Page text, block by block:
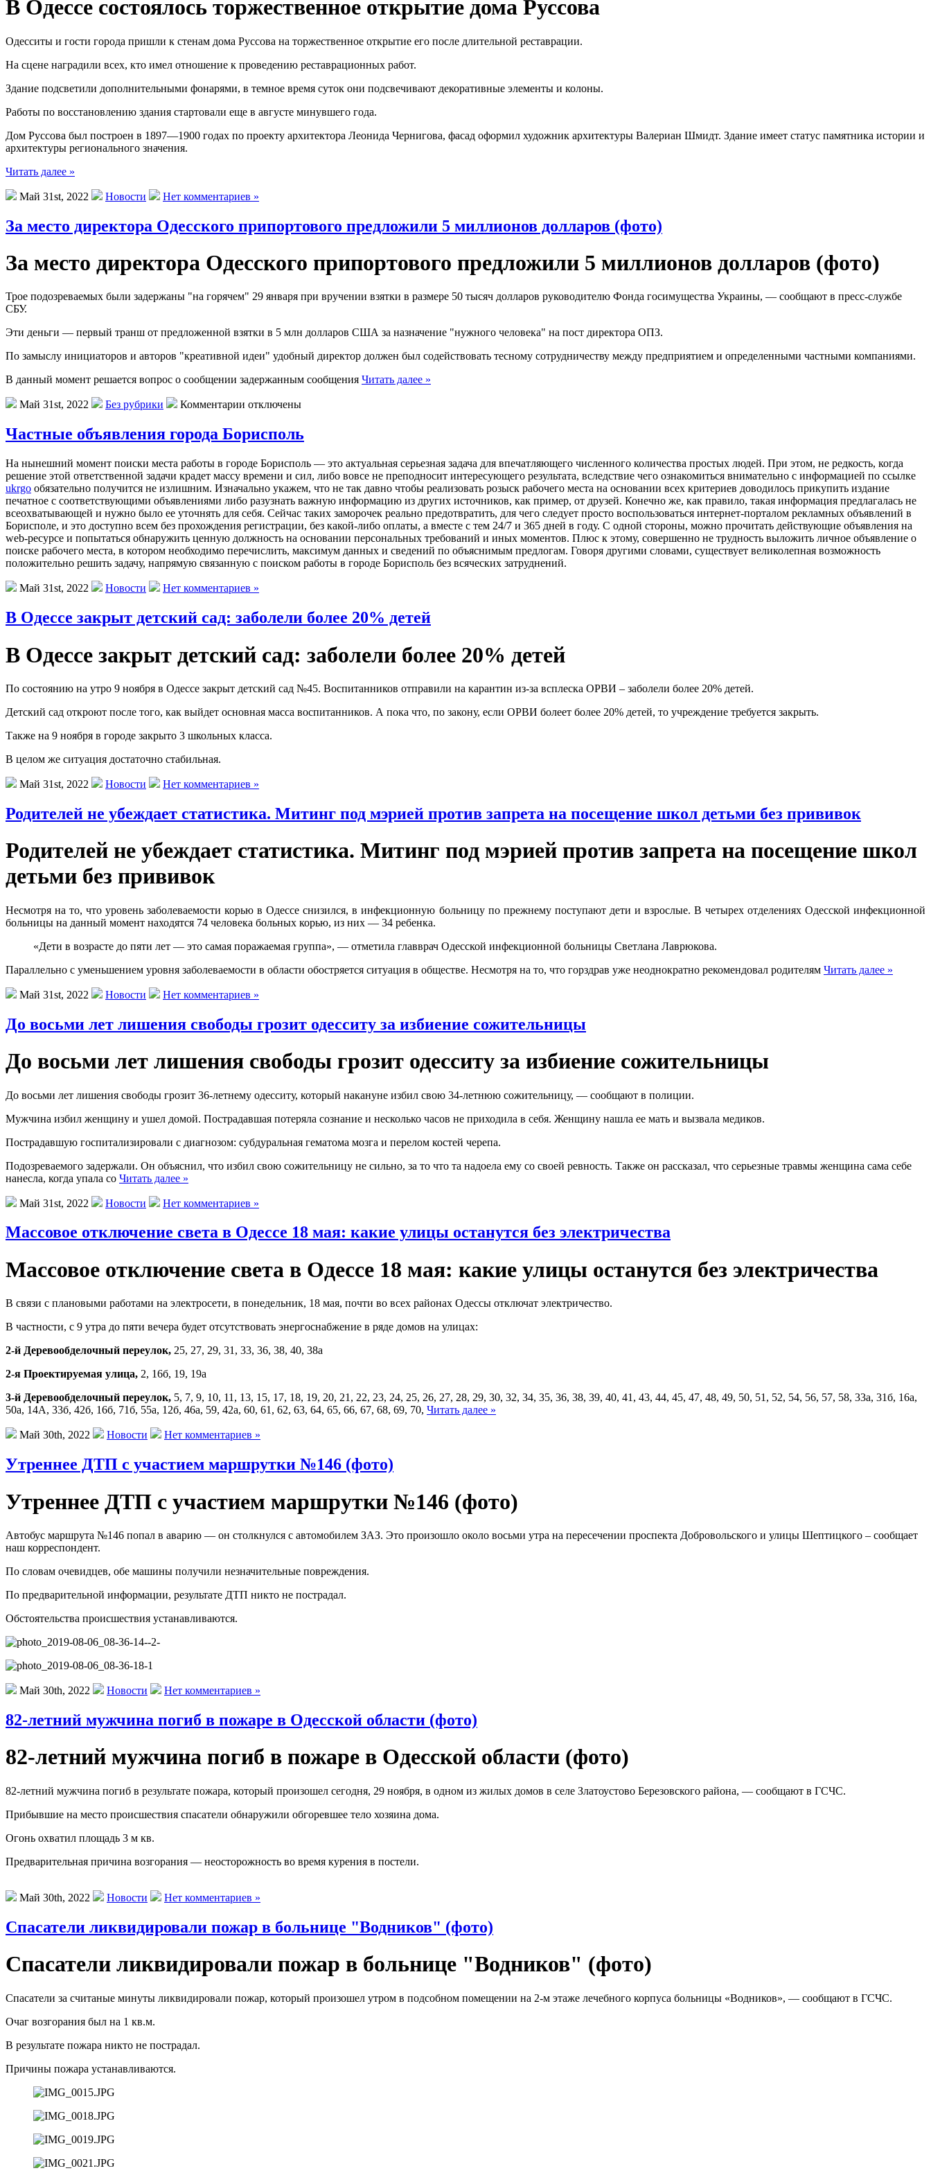
В Одессе состоялось торжественное открытие дома Руссова
Одесситы и гости города пришли к стенам дома Руссова на торжественное открытие его после длительной реставрации.
На сцене наградили всех, кто имел отношение к проведению реставрационных работ.
Здание подсветили дополнительными фонарями, в темное время суток они подсвечивают декоративные элементы и колоны.
Работы по восстановлению здания стартовали еще в августе минувшего года.
Дом Руссова был построен в 1897—1900 годах по проекту архитектора Леонида Чернигова, фасад оформил художник архитектуры Валериан Шмидт. Здание имеет статус памятника истории и
архитектуры регионального значения.
Читать далее »
Май 31st, 2022 Новости Нет комментариев »
За место директора Одесского припортового предложили 5 миллионов долларов (фото)
За место директора Одесского припортового предложили 5 миллионов долларов (фото)
Трое подозреваемых были задержаны "на горячем" 29 января при вручении взятки в размере 50 тысяч долларов руководителю Фонда госимущества Украины, — сообщают в пресс-службе
СБУ.
Эти деньги — первый транш от предложенной взятки в 5 млн долларов США за назначение "нужного человека" на пост директора ОПЗ.
По замыслу инициаторов и авторов "креативной идеи" удобный директор должен был содействовать тесному сотрудничеству между предприятием и определенными частными компаниями.
В данный момент решается вопрос о сообщении задержанным сообщения Читать далее »
Май 31st, 2022 Без рубрики Комментарии отключены
Частные объявления города Борисполь
На нынешний момент поиски места работы в городе Борисполь — это актуальная серьезная задача для впечатляющего численного количества простых людей. При этом, не редкость, когда
решение этой ответственной задачи крадет массу времени и сил, либо вовсе не преподносит интересующего результата, вследствие чего ознакомиться внимательно с информацией по ссылке
ukrgo обязательно получится не излишним. Изначально укажем, что не так давно чтобы реализовать розыск рабочего места на основании всех критериев доводилось прикупить издание
печатное с соответствующими объявлениями либо разузнать важную информацию из других источников, как пример, от друзей. Конечно же, как правило, такая информация предлагалась не
всеохватывающей и нужно было ее уточнять для себя. Сейчас таких заморочек реально предотвратить, для чего следует просто воспользоваться интернет-порталом рекламных объявлений в
Борисполе, и это доступно всем без прохождения регистрации, без какой-либо оплаты, а вместе с тем 24/7 и 365 дней в году. С одной стороны, можно прочитать действующие объявления на
web-ресурсе и попытаться обнаружить ценную должность на основании персональных требований и иных моментов. Плюс к этому, совершенно не трудность выложить личное объявление о
поиске рабочего места, в котором необходимо перечислить, максимум данных и сведений по объяснимым предлогам. Говоря другими словами, существует великолепная возможность
положительно решить задачу, напрямую связанную с поиском работы в городе Борисполь без всяческих затруднений.
Май 31st, 2022 Новости Нет комментариев »
В Одессе закрыт детский сад: заболели более 20% детей
В Одессе закрыт детский сад: заболели более 20% детей
По состоянию на утро 9 ноября в Одессе закрыт детский сад №45. Воспитанников отправили на карантин из-за всплеска ОРВИ – заболели более 20% детей.
Детский сад откроют после того, как выйдет основная масса воспитанников. А пока что, по закону, если ОРВИ болеет более 20% детей, то учреждение требуется закрыть.
Также на 9 ноября в городе закрыто 3 школьных класса.
В целом же ситуация достаточно стабильная.
Май 31st, 2022 Новости Нет комментариев »
Родителей не убеждает статистика. Митинг под мэрией против запрета на посещение школ детьми без прививок
Родителей не убеждает статистика. Митинг под мэрией против запрета на посещение школ
детьми без прививок
Несмотря на то, что уровень заболеваемости корью в Одессе снизился, в инфекционную больницу по прежнему поступают дети и взрослые. В четырех отделениях Одесской инфекционной
больницы на данный момент находятся 74 человека больных корью, из них — 34 ребенка.
«Дети в возрасте до пяти лет — это самая поражаемая группа», — отметила главврач Одесской инфекционной больницы Светлана Лаврюкова.
Параллельно с уменьшением уровня заболеваемости в области обостряется ситуация в обществе. Несмотря на то, что горздрав уже неоднократно рекомендовал родителям Читать далее »
Май 31st, 2022 Новости Нет комментариев »
До восьми лет лишения свободы грозит одесситу за избиение сожительницы
До восьми лет лишения свободы грозит одесситу за избиение сожительницы
До восьми лет лишения свободы грозит 36-летнему одесситу, который накануне избил свою 34-летнюю сожительницу, — сообщают в полиции.
Мужчина избил женщину и ушел домой. Пострадавшая потеряла сознание и несколько часов не приходила в себя. Женщину нашла ее мать и вызвала медиков.
Пострадавшую госпитализировали с диагнозом: субдуральная гематома мозга и перелом костей черепа.
Подозреваемого задержали. Он объяснил, что избил свою сожительницу не сильно, за то что та надоела ему со своей ревность. Также он рассказал, что серьезные травмы женщина сама себе
нанесла, когда упала со Читать далее »
Май 31st, 2022 Новости Нет комментариев »
Массовое отключение света в Одессе 18 мая: какие улицы останутся без электричества
Массовое отключение света в Одессе 18 мая: какие улицы останутся без электричества
В связи с плановыми работами на электросети, в понедельник, 18 мая, почти во всех районах Одессы отключат электричество.
В частности, с 9 утра до пяти вечера будет отсутствовать энергоснабжение в ряде домов на улицах:
2-й Деревообделочный переулок, 25, 27, 29, 31, 33, 36, 38, 40, 38а
2-я Проектируемая улица, 2, 16б, 19, 19а
3-й Деревообделочный переулок, 5, 7, 9, 10, 11, 13, 15, 17, 18, 19, 20, 21, 22, 23, 24, 25, 26, 27, 28, 29, 30, 32, 34, 35, 36, 38, 39, 40, 41, 43, 44, 45, 47, 48, 49, 50, 51, 52, 54, 56, 57, 58, 33а, 31б, 16а,
50а, 14А, 33б, 42б, 16б, 71б, 55а, 12б, 46а, 59, 42а, 60, 61, 62, 63, 64, 65, 66, 67, 68, 69, 70, Читать далее »
Май 30th, 2022 Новости Нет комментариев »
Утреннее ДТП с участием маршрутки №146 (фото)
Утреннее ДТП с участием маршрутки №146 (фото)
Автобус маршрута №146 попал в аварию — он столкнулся с автомобилем ЗАЗ. Это произошло около восьми утра на пересечении проспекта Добровольского и улицы Шептицкого – сообщает
наш корреспондент.
По словам очевидцев, обе машины получили незначительные повреждения.
По предварительной информации, результате ДТП никто не пострадал.
Обстоятельства происшествия устанавливаются.
Май 30th, 2022 Новости Нет комментариев »
82-летний мужчина погиб в пожаре в Одесской области (фото)
82-летний мужчина погиб в пожаре в Одесской области (фото)
82-летний мужчина погиб в результате пожара, который произошел сегодня, 29 ноября, в одном из жилых домов в селе Златоустово Березовского района, — сообщают в ГСЧС.
Прибывшие на место происшествия спасатели обнаружили обгоревшее тело хозяина дома.
Огонь охватил площадь 3 м кв.
Предварительная причина возгорания — неосторожность во время курения в постели.
Май 30th, 2022 Новости Нет комментариев »
Спасатели ликвидировали пожар в больнице "Водников" (фото)
Спасатели ликвидировали пожар в больнице "Водников" (фото)
Спасатели за считаные минуты ликвидировали пожар, который произошел утром в подсобном помещении на 2-м этаже лечебного корпуса больницы «Водников», — сообщают в ГСЧС.
Очаг возгорания был на 1 кв.м.
В результате пожара никто не пострадал.
Причины пожара устанавливаются.